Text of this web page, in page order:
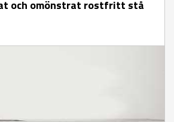
och omönstrat rostfritt stå